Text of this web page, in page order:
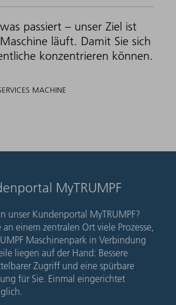
passiert – unser Ziel ist
läuft. Damit Sie sich
konzentrieren können.
MACHINE
MyTRUMPF
unser Kundenportal MyTRUMPF?
einem zentralen Ort viele Prozesse,
Maschinenpark in Verbindung
liegen auf der Hand: Bessere
Zugriff und eine spürbare
für Sie. Einmal eingerichtet